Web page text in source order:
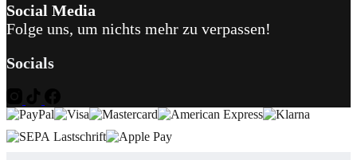
Social Media
Folge uns, um nichts mehr zu verpassen!
Socials